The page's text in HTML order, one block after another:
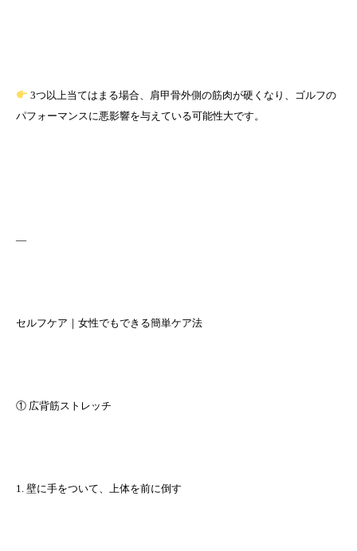
3つ以上当てはまる場合、肩甲骨外側の筋肉が硬くなり、ゴルフの
パフォーマンスに悪影響を与えている可能性大です。
—
セルフケア｜女性でもできる簡単ケア法
① 広背筋ストレッチ
1. 壁に手をついて、上体を前に倒す